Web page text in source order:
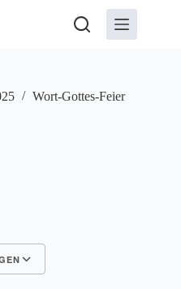
Wort-Gottes-Feier